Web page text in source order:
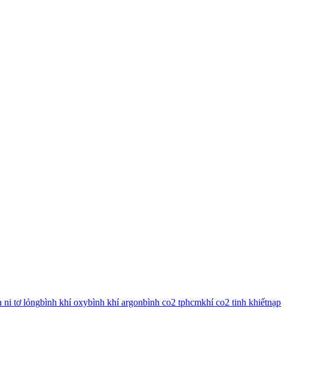
ni tơ lỏngbình khí oxybình khí argonbình co2 tphcmkhí co2 tinh khiếtnạp